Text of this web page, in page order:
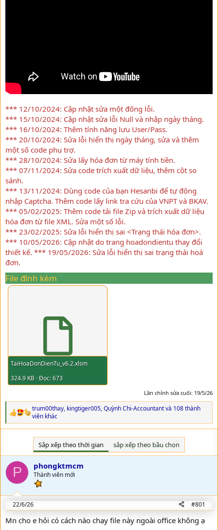
*** 12/10/2024: Cập nhật sửa một đống lỗi.
*** 15/10/2024: Cập nhật sửa lỗi Null và nhập ngày tháng.
*** 16/10/2024: Thêm tính năng lưu User/Pass.
*** 20/10/2024: Sửa lỗi hiển thị ngày tháng, sửa và thêm
một số code phụ trợ.
*** 28/10/2024: Sửa lấy hóa đơn từ máy tính tiền.
*** 07/11/2024: Sửa code trích xuất dữ liệu, thêm cột so
sánh.
*** 13/11/2024: Dùng code của bạn Hesanbi để tự động
nhập Captcha. Thêm code lấy link tra cứu của VNPT và BKAV.
*** 05/02/2025: Thêm code tải file Zip và trích xuất dữ liệu
hóa đơn từ file XML. Sửa một số lỗi.
*** 23/02/2025: Sửa lỗi hiển thị sai <Trạng thái hóa đơn>.
*** 10/05/2026: Cập nhật do trang hoadondientu thay đổi
thiết kế. *** 19/05/2026: Sửa lỗi hiển thị sai trạng thái hoá
đơn.
File đính kèm
TaiHoaDonDienTu_v6.2.xlsm
324.9 KB · Đọc: 673
Lần chỉnh sửa cuối: 19/5/26
R
e
a
i
o
trum00thay, kingtiger005,Quỳnh Chi-Accountantvà 108 thành
viên khác
Sắp xếp theo thời gian sắp xếp theo bầu chọn
P phongktmcm
Thành viên mới
22/6/26 #801
Mn cho e hỏi có cách nào chạy file này ngoài office không ạ